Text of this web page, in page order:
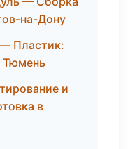
на-Дону
Пластик:
Тюмень
и
в